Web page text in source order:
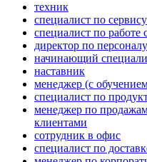
техник
специалист по сервису
специалист по работе
директор по персоналу
начинающий
наставник
менеджер (с
специалист по
менеджер по
клиентами
сотрудник в офис
специалист по